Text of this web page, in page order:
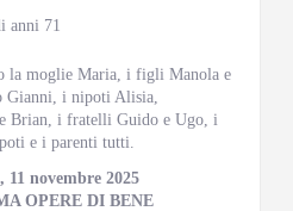
anni 71
la moglie Maria, i figli Manola e
Gianni, i nipoti Alisia,
Brian, i fratelli Guido e Ugo, i
e i parenti tutti.
novembre 2025
OPERE DI BENE